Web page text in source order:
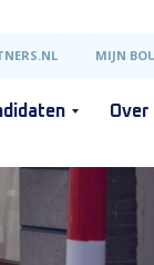
MIJN
Over